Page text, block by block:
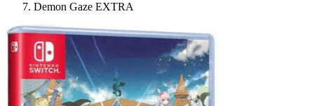
Demon Gaze EXTRA